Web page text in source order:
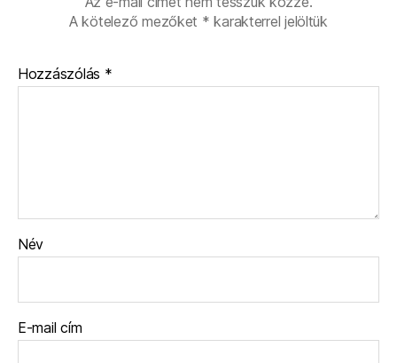
A kötelező mezőket * karakterrel jelöltük
Hozzászólás *
Név
E-mail cím